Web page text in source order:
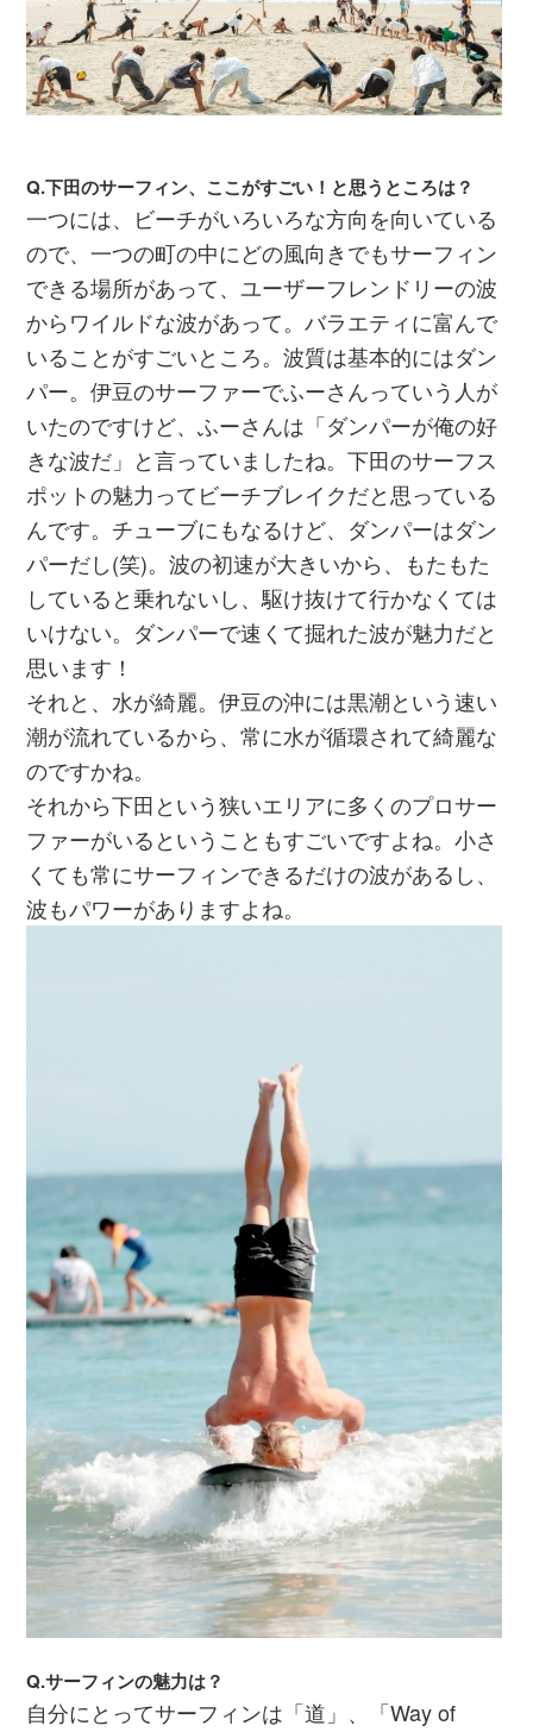
Q.下田のサーフィン、ここがすごい！と思うところは？
一つには、ビーチがいろいろな方向を向いている
ので、一つの町の中にどの風向きでもサーフィン
できる場所があって、ユーザーフレンドリーの波
からワイルドな波があって。バラエティに富んで
いることがすごいところ。波質は基本的にはダン
パー。伊豆のサーファーでふーさんっていう人が
いたのですけど、ふーさんは「ダンパーが俺の好
きな波だ」と言っていましたね。下田のサーフス
ポットの魅力ってビーチブレイクだと思っている
んです。チューブにもなるけど、ダンパーはダン
パーだし(笑)。波の初速が大きいから、もたもた
していると乗れないし、駆け抜けて行かなくては
いけない。ダンパーで速くて掘れた波が魅力だと
思います！
それと、水が綺麗。伊豆の沖には黒潮という速い
潮が流れているから、常に水が循環されて綺麗な
のですかね。
それから下田という狭いエリアに多くのプロサー
ファーがいるということもすごいですよね。小さ
くても常にサーフィンできるだけの波があるし、
波もパワーがありますよね。
Q.サーフィンの魅力は？
自分にとってサーフィンは「道」、「Way of